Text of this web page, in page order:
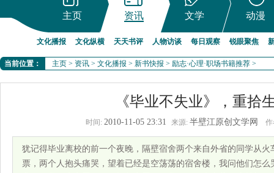
主页 资讯 文学 动漫
文化播报 文化纵横 天天书评 人物访谈 每日观察 锐眼聚焦
当前位置： 主页 > 资讯 > 文化播报 > 新书快报 > 励志·心理·职场书籍推荐 >
《毕业不失业》，重拾
时间: 2010-11-05 23:31 来源: 半壁江原创文学网 作
犹记得毕业离校的前一个夜晚，隔壁宿舍两个来自外省的同学从
票，两个人抱头痛哭，望着已经是空荡荡的宿舍楼，我问他们怎